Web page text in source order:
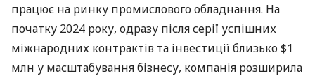
працює на ринку промислового обладнання. На
початку 2024 року, одразу після серії успішних
міжнародних контрактів та інвестиції близько $1
млн у масштабування бізнесу, компанія розширила